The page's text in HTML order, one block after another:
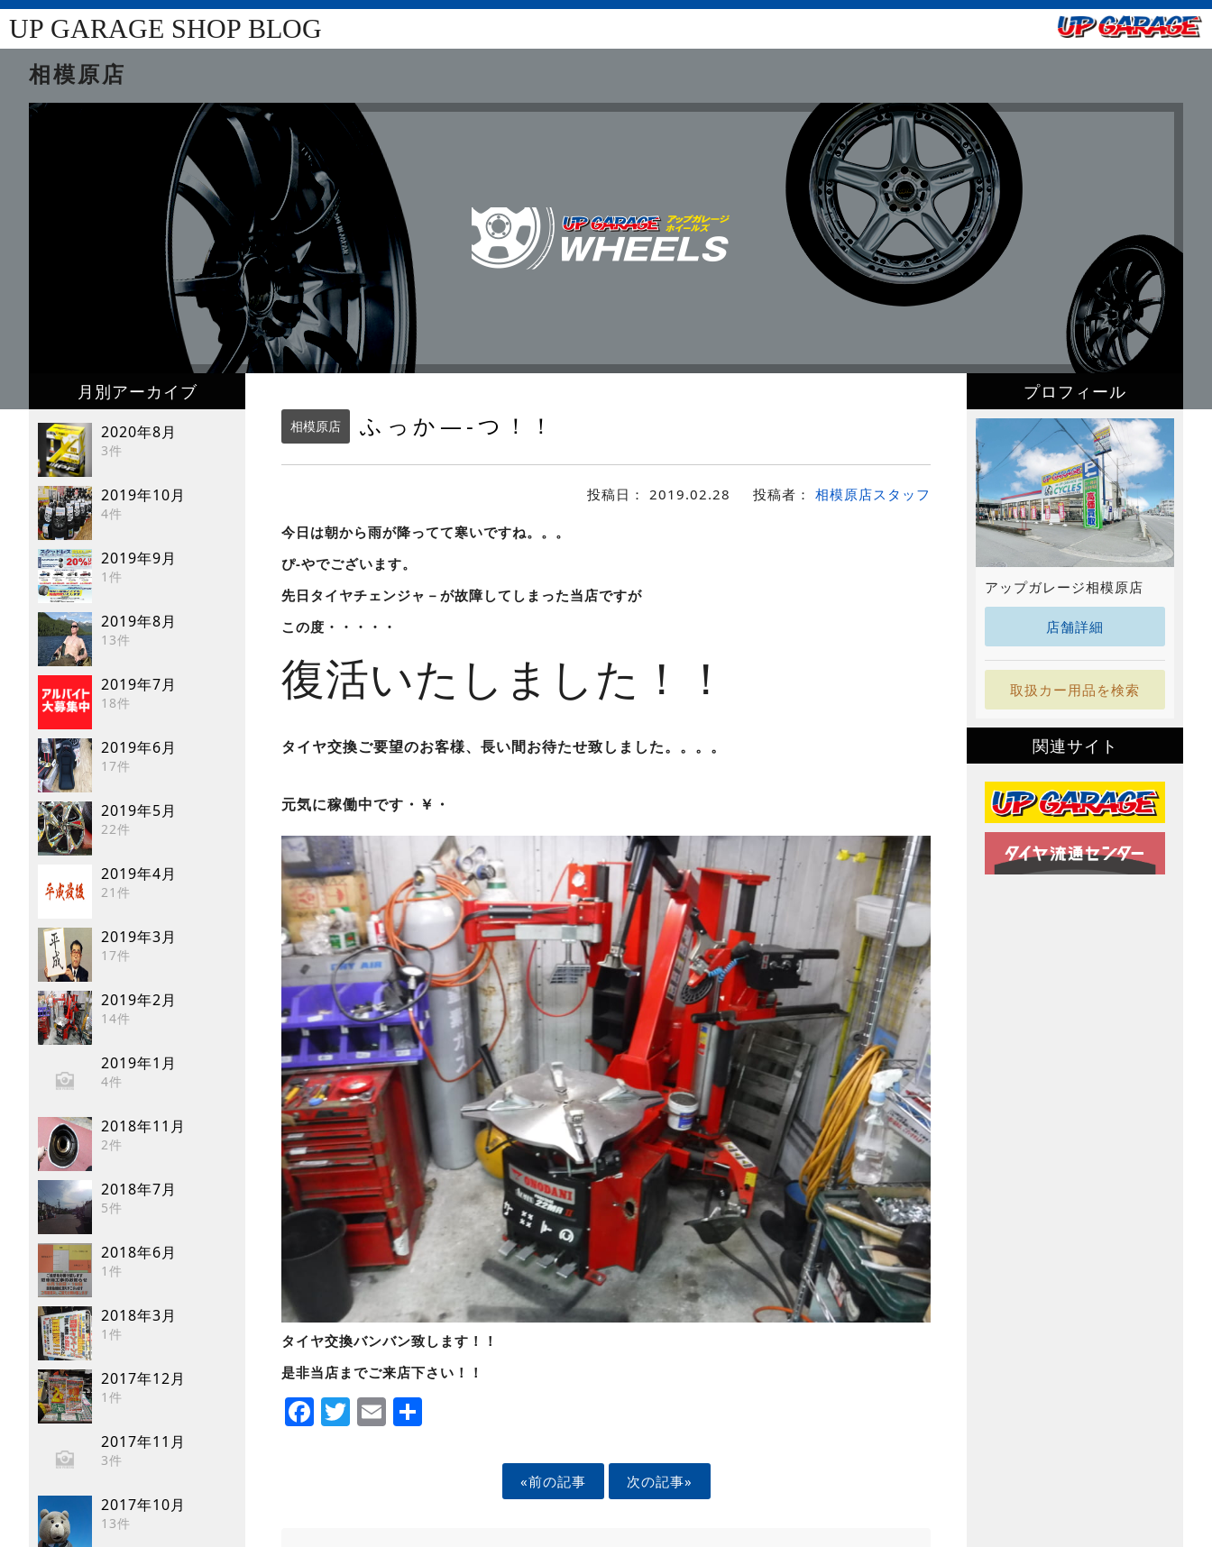
UP GARAGE SHOP BLOG
相模原店
月別アーカイブ
2020年8月
3件
2019年10月
4件
2019年9月
1件
2019年8月
13件
2019年7月
18件
2019年6月
17件
2019年5月
22件
2019年4月
21件
2019年3月
17件
2019年2月
14件
2019年1月
4件
2018年11月
2件
2018年7月
5件
2018年6月
1件
2018年3月
1件
2017年12月
1件
2017年11月
3件
2017年10月
13件
相模原店 ふっか—-つ！！
投稿日： 2019.02.28 投稿者： 相模原店スタッフ
今日は朝から雨が降ってて寒いですね。。。
ぴ-やでございます。
先日タイヤチェンジャ－が故障してしまった当店ですが
この度・・・・・
復活いたしました！！
タイヤ交換ご要望のお客様、長い間お待たせ致しました。。。。
元気に稼働中です・￥・
タイヤ交換バンバン致します！！
是非当店までご来店下さい！！
Facebook
Twitter
Email
«前の記事 次の記事»
プロフィール
アップガレージ相模原店
店舗詳細
取扱カー用品を検索
関連サイト